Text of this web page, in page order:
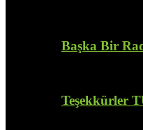
Başka Bir
Teşekkürler